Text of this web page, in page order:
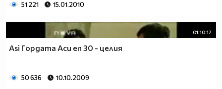
51 221 15.01.2010
01:10:17
Asi Гордата Аси еп 30 - целия
50 636 10.10.2009